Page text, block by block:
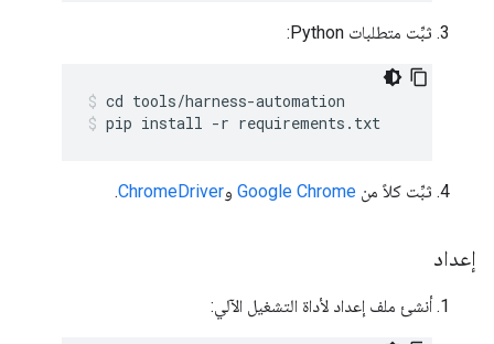
ثبِّت متطلبات Python:
cd tools/harness-automation
pip install -r requirements.txt
ثبِّت كلاً من Google Chrome وChromeDriver
.
إعداد
أنشئ ملف إعداد لأداة التشغيل الآلي: